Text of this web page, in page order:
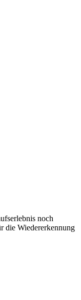
noch
die Wiedererkennung